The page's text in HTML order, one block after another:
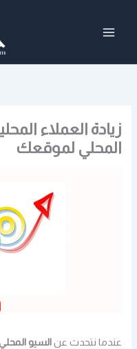
زيادة العملاء
المحلي لموقعك
عندما نتحدث عنالسيو